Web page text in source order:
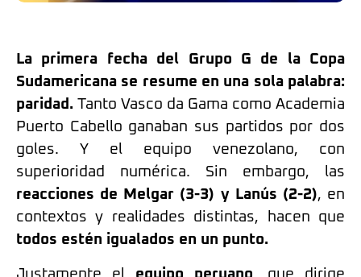
La primera fecha del Grupo G de la Copa
Sudamericana se resume en una sola palabra:
paridad. Tanto Vasco da Gama como Academia
Puerto Cabello ganaban sus partidos por dos
goles. Y el equipo venezolano, con
superioridad numérica. Sin embargo, las
reacciones de Melgar (3-3) y Lanús (2-2), en
contextos y realidades distintas, hacen que
todos estén igualados en un punto.
Justamente el equipo peruano, que dirige